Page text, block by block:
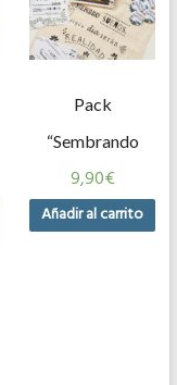
Pack
“Sembrando
Sueños”
9,90€
Añadir al carrito